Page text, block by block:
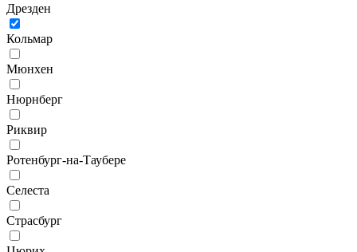
Дрезден
Кольмар
Мюнхен
Нюрнберг
Риквир
Ротенбург-на-Таубере
Селеста
Страсбург